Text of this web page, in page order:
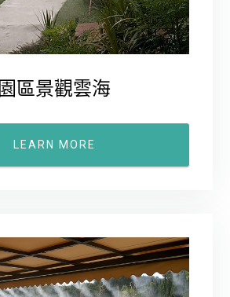
園區景觀雲海
LEARN MORE